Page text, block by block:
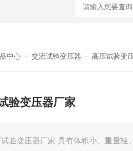
HD3400A接地电阻测试仪 S3010数字
中心 - 交流试验变压器 - 高压试验变
验变压器厂家
验变压器厂家 具有体积小、重量轻